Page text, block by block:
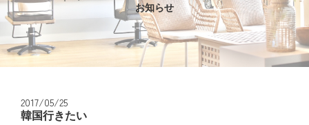
お知らせ
2017/05/25
韓国行きたい